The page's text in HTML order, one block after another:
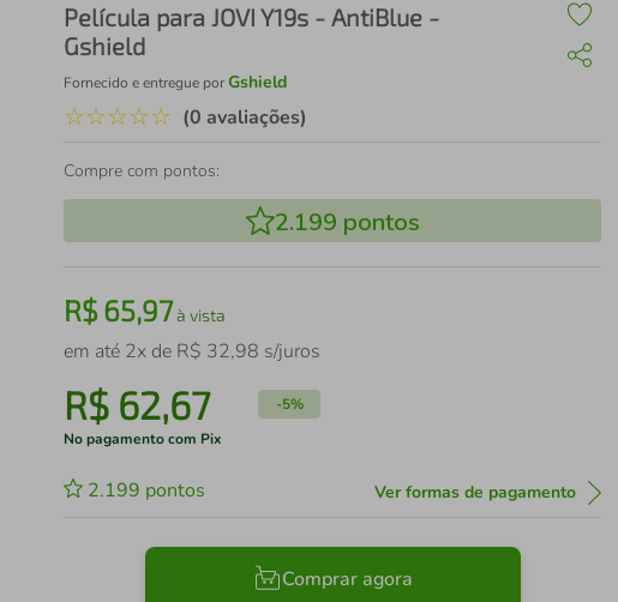
Película para JOVI Y19s - AntiBlue -
Gshield
Fornecido e entregue porGshield
☆☆☆☆☆ (0 avaliações)
Compre com pontos:
2.199 pontos
R$65,97à vista
em até 2x de R$ 32,98 s/juros
R$ 62,67 -5%
No pagamento com Pix
2.199 pontos Ver formas de pagamento
Comprar agora